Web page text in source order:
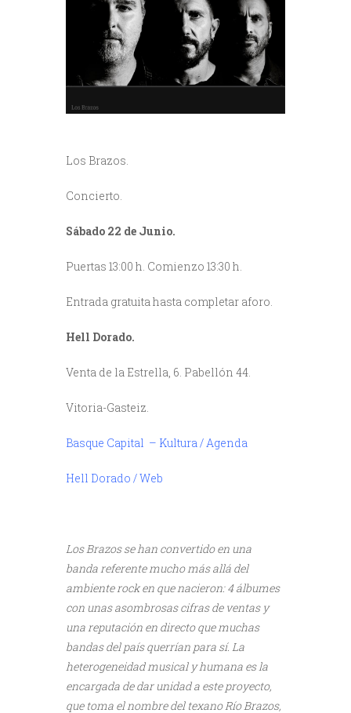
Los Brazos.
Concierto.
Sábado 22 de Junio.
Puertas 13:00 h. Comienzo 13:30 h.
Entrada gratuita hasta completar aforo.
Hell Dorado.
Venta de la Estrella, 6. Pabellón 44.
Vitoria-Gasteiz.
Basque Capital – Kultura / Agenda
Hell Dorado / Web
Los Brazos se han convertido en una
banda referente mucho más allá del
ambiente rock en que nacieron: 4 álbumes
con unas asombrosas cifras de ventas y
una reputación en directo que muchas
bandas del país querrían para sí. La
heterogeneidad musical y humana es la
encargada de dar unidad a este proyecto,
que toma el nombre del texano Río Brazos,